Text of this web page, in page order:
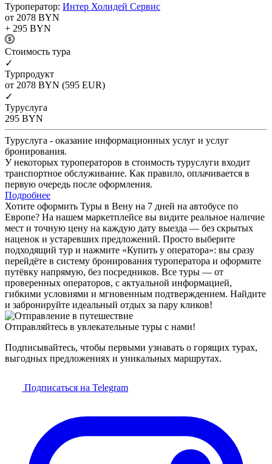
Туроператор: Интер Холидей Сервис
от 2078 BYN
+ 295 BYN
Cтоимость тура
✓
Турпродукт
от 2078 BYN (595 EUR)
✓
Туруслуга
295 BYN
Туруслуга - оказание информационных услуг и услуг
бронирования.
У некоторых туроператоров в стоимость туруслуги входит
транспортное обслуживание. Как правило, оплачивается в
первую очередь после оформления.
Подробнее
Хотите оформить Туры в Вену на 7 дней на автобусе по
Европе? На нашем маркетплейсе вы видите реальное наличие
мест и точную цену на каждую дату выезда — без скрытых
наценок и устаревших предложений. Просто выберите
подходящий тур и нажмите «Купить у оператора»: вы сразу
перейдёте в систему бронирования туроператора и оформите
путёвку напрямую, без посредников. Все туры — от
проверенных операторов, с актуальной информацией,
гибкими условиями и мгновенным подтверждением. Найдите
и забронируйте идеальный отдых за пару кликов!
Отправляйтесь в увлекательные туры с нами!
Подписывайтесь, чтобы первыми узнавать о горящих турах,
выгодных предложениях и уникальных маршрутах.
Подписаться на Telegram